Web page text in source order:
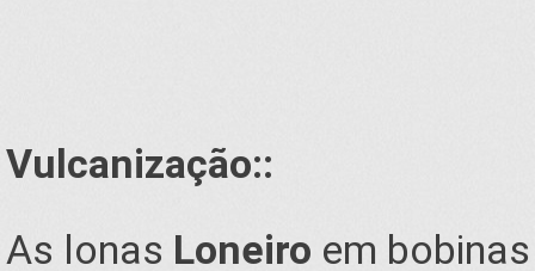
Vulcanização::
As lonas Loneiro em